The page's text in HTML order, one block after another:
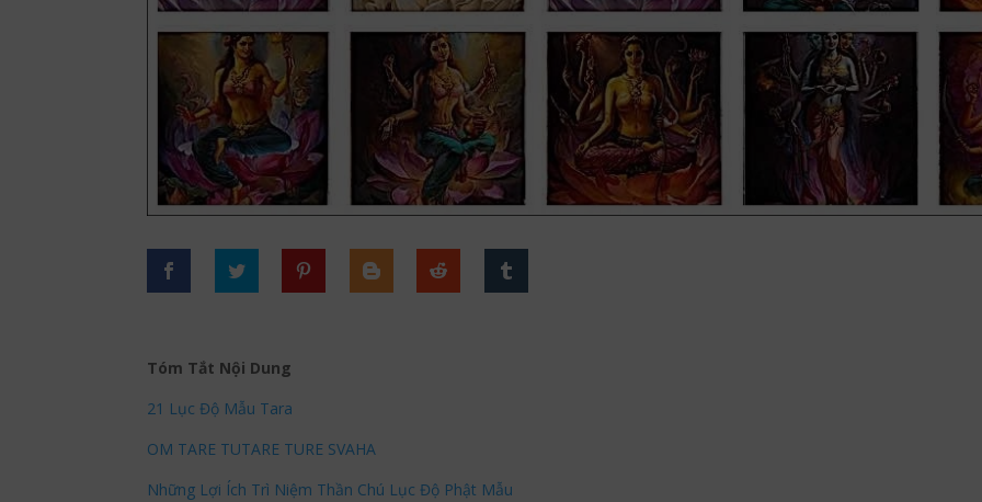
Tóm Tắt Nội Dung
21 Lục Độ Mẫu Tara
OM TARE TUTARE TURE SVAHA
Những Lợi Ích Trì Niệm Thần Chú Lục Độ Phật Mẫu